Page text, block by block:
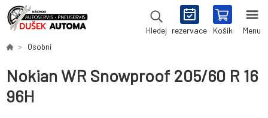
Hledej rezervace Košík Menu
Osobní
Nokian WR Snowproof 205/60 R 16
96H